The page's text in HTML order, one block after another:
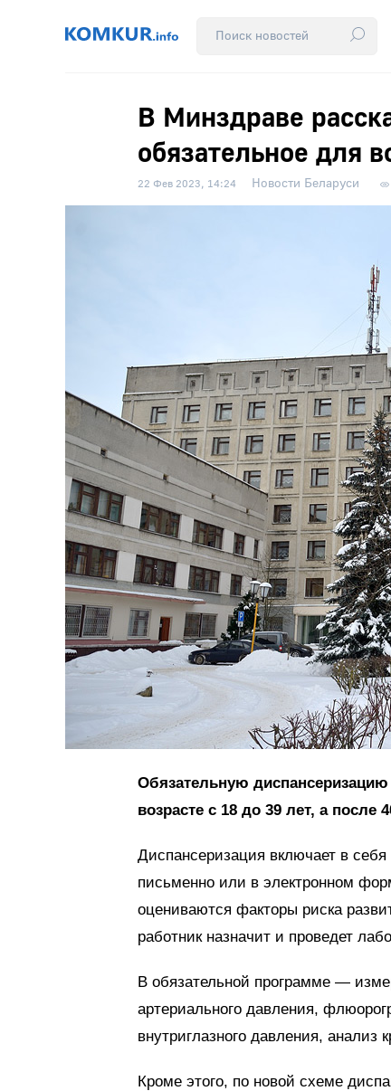
В Минздраве
обязательное для
22 Фев 2023, 14:24 Новости Беларуси
Обязательную
возрасте с 18 до 39 лет, а
Диспансеризация включает в
письменно или в электронном
оцениваются факторы риска
работник назначит и проведет
В обязательной программе —
артериального давления,
внутриглазного давления, анализ
Кроме этого, по новой схеме